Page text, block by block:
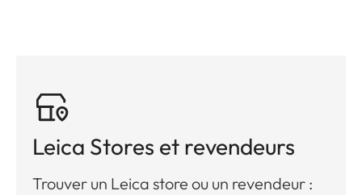
Leica Stores et revendeurs
Trouver un Leica store ou un revendeur :